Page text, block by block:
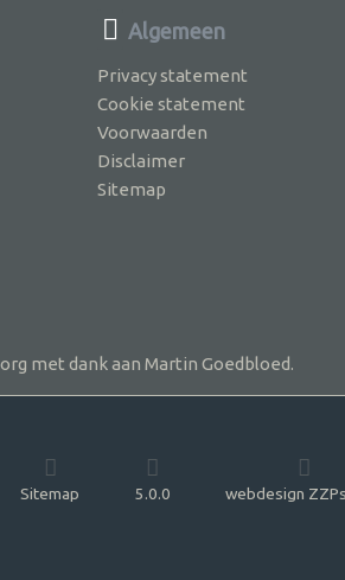
Algemeen
Privacy statement
Cookie statement
Voorwaarden
Disclaimer
Sitemap
met dank aan Martin Goedbloed.
Sitemap 5.0.0 webdesign